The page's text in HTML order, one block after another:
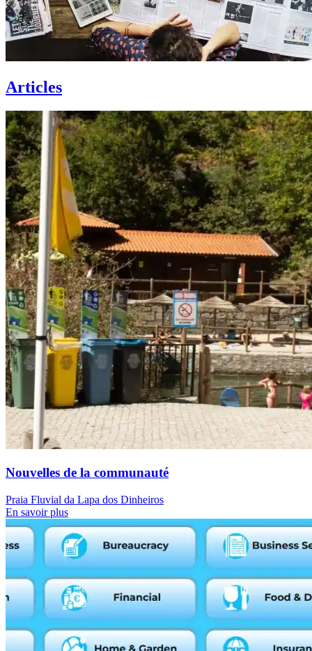
Articles
Nouvelles de la communauté
Praia Fluvial da Lapa dos Dinheiros
En savoir plus